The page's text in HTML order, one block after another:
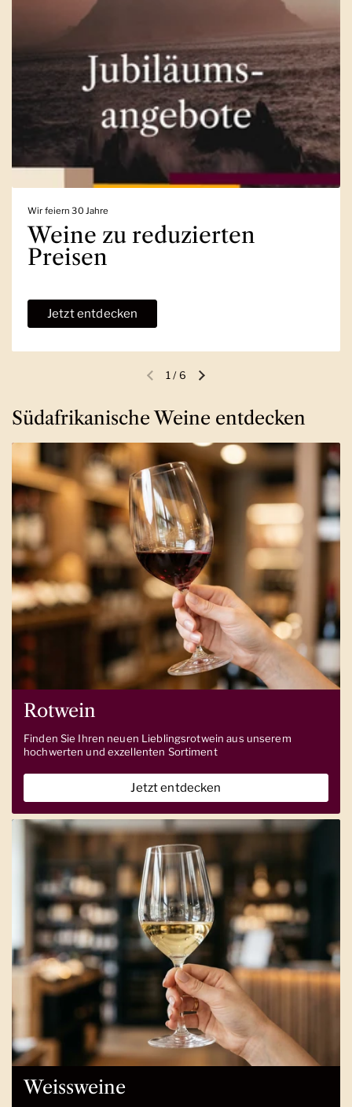
Wir feiern 30 Jahre
Weine zu reduzierten
Preisen
Jetzt entdecken
Vorherige FolieNächste Folie
1 /6
Südafrikanische Weine entdecken
Rotwein
Finden Sie Ihren neuen Lieblingsrotwein aus unserem
hochwerten und exzellenten Sortiment
Jetzt entdecken
Weissweine